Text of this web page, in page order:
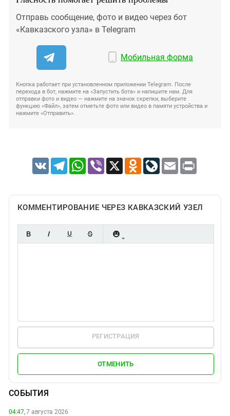
Отправь сообщение, фото и видео через бот
«Кавказского узла» в Telegram
Мобильная форма
Кнопка работает при установленном приложении Telegram. После
перехода в бот, нажмите на «Запустить бота» и напишите нам. Для
отправки фото и видео — нажмите на значок скрепки, выберите
функцию «Файл», затем отметьте фото или видео в памяти устройства и
нажмите «Отправить».
VK TelegramWhatsApp
Viber X Odnoklassniki
LiveJournal
Email Print
КОММЕНТИРОВАНИЕ ЧЕРЕЗ КАВКАЗСКИЙ УЗЕЛ
РЕГИСТРАЦИЯ
ОТМЕНИТЬ
СОБЫТИЯ
04:47,7 августа 2026